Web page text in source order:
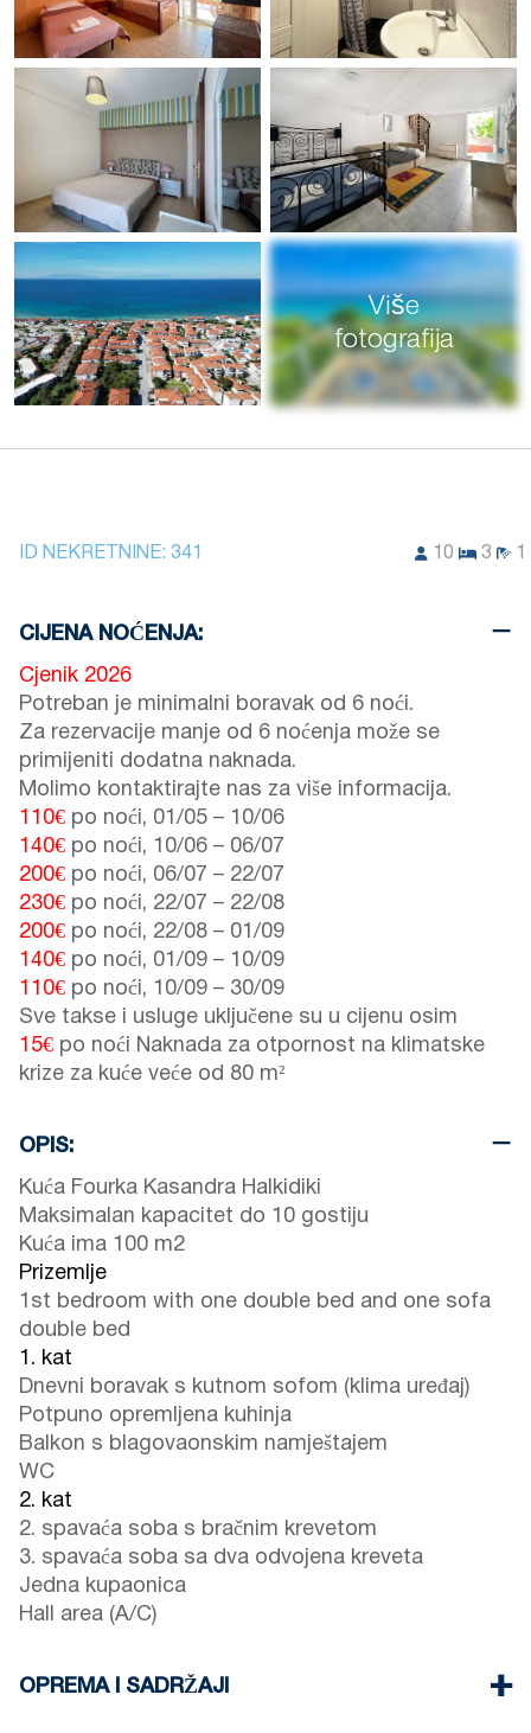
Više
fotografija
ID NEKRETNINE: 341 10 3
CIJENA NOĆENJA:
Cjenik 2026
Potreban je minimalni boravak od 6 noći.
Za rezervacije manje od 6 noćenja može se
primijeniti dodatna naknada.
Molimo kontaktirajte nas za više informacija.
110€ po noći, 01/05 – 10/06
140€ po noći, 10/06 – 06/07
200€ po noći, 06/07 – 22/07
230€ po noći, 22/07 – 22/08
200€ po noći, 22/08 – 01/09
140€ po noći, 01/09 – 10/09
110€ po noći, 10/09 – 30/09
Sve takse i usluge uključene su u cijenu osim
15€ po noći Naknada za otpornost na klimatske
krize za kuće veće od 80 m²
OPIS:
Kuća Fourka Kasandra Halkidiki
Maksimalan kapacitet do 10 gostiju
Kuća ima 100 m2
Prizemlje
1st bedroom with one double bed and one sofa
double bed
1. kat
Dnevni boravak s kutnom sofom (klima uređaj)
Potpuno opremljena kuhinja
Balkon s blagovaonskim namještajem
WC
2. kat
2. spavaća soba s bračnim krevetom
3. spavaća soba sa dva odvojena kreveta
Jedna kupaonica
Hall area (A/C)
OPREMA I SADRŽAJI